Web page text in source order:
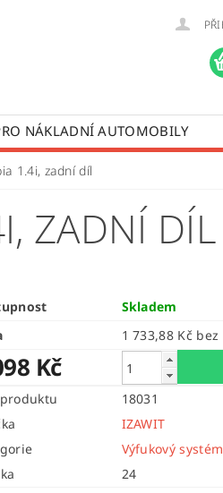
NÁKLADNÍ AUTOMOBILY
A OPRAVY LISTOVÝCH PER
1.4i, zadní díl
ZADNÍ DÍL
Skladem
1 733,88
Kč
18031
IZAWIT
Výfukový systém
24